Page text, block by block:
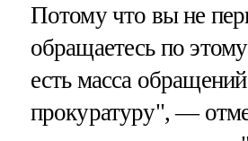
Потому что вы не
обращаетесь по
есть масса
прокуратуру", —